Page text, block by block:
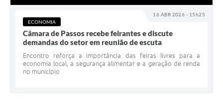
16 ABR 2026 - 15h25
ECONOMIA
Câmara de Passos recebe feirantes e discute
demandas do setor em reunião de escuta
Encontro reforça a importância das feiras livres para a
economia local, a segurança alimentar e a geração de renda
no município